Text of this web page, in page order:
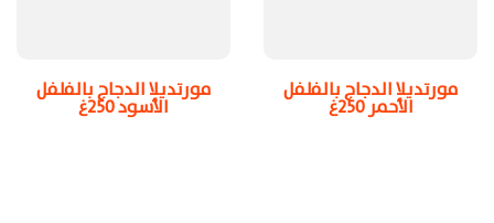
مورتديلا الدجاج بالفلفل
الأحمر 250غ
مورتديلا الدجاج بالفلفل
الأسود 250غ